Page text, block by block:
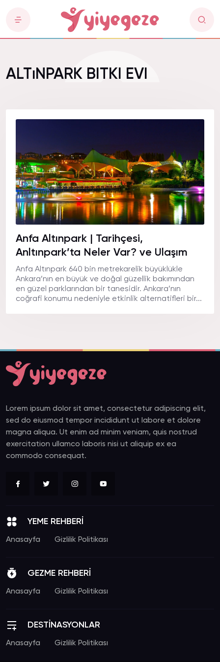
ALTıNPARK BITKI EVI
Anfa Altınpark | Tarihçesi,
Anltınpark’ta Neler Var? ve Ulaşım
Anfa Altınpark 640 bin metrekarelik büyüklükle
Ankara’nın en büyük ve doğal güzellik bakımından
en güzel parklarından bir tanesidir. Ankara’nın
coğrafi konumu nedeniyle etkinlik alternatifleri bir...
Lorem ipsum dolor sit amet, consectetur adipiscing elit,
sed do eiusmod tempor incididunt ut labore et dolore
magna aliqua. Ut enim ad minim veniam, quis nostrud
exercitation ullamco laboris nisi ut aliquip ex ea
commodo consequat.
YEME REHBERİ
Anasayfa Gizlilik Politikası
GEZME REHBERİ
Anasayfa Gizlilik Politikası
DESTİNASYONLAR
Anasayfa Gizlilik Politikası